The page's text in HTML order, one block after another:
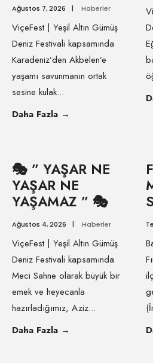
Ağustos 7, 2026 | Haberler
ViçeFest | Yeşil Altın Gümüş
Deniz Festivali kapsamında
Karadeniz’den Akbelen’e
yaşamı savunmanın ortak
sesine kulak...
Daha Fazla →
🎭 ” YAŞAR NE
YAŞAR NE
YAŞAMAZ ” 🎭
Ağustos 4, 2026 | Haberler
ViçeFest | Yeşil Altın Gümüş
Deniz Festivali kapsamında
Meci Sahne olarak büyük bir
emek ve heyecanla
hazırladığımız, Aziz...
Daha Fazla →